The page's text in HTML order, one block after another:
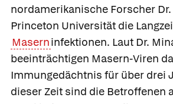
nordamerikanische Forscher
Princeton Universität die
Maserninfektionen. Laut Dr.
beeinträchtigen Masern-Viren
Immungedächtnis für über drei
dieser Zeit sind die Betroffenen